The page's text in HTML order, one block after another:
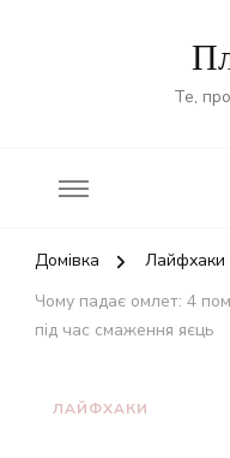
Те,
Домівка
Лайфхаки
Чому падає омлет: 4
під час смаження яєць
ЛАЙФХАКИ